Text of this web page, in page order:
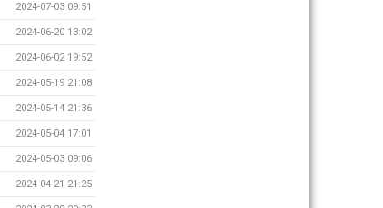
2024-07-03 09:51
2024-06-20 13:02
2024-06-02 19:52
2024-05-19 21:08
2024-05-14 21:36
2024-05-04 17:01
2024-05-03 09:06
2024-04-21 21:25